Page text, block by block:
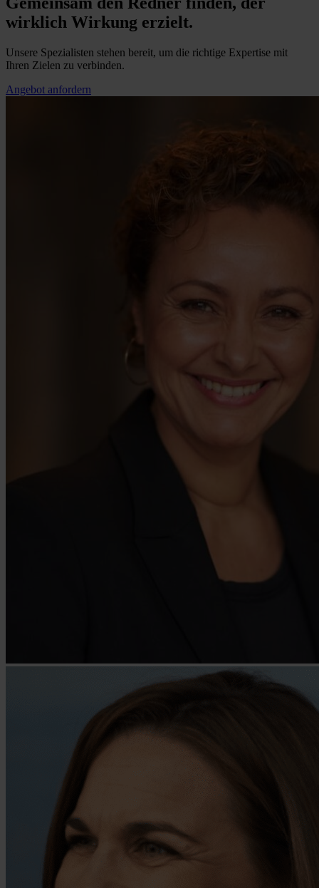
wirklich Wirkung erzielt.
Unsere Spezialisten stehen bereit, um die richtige Expertise mit
Ihren Zielen zu verbinden.
Angebot anfordern